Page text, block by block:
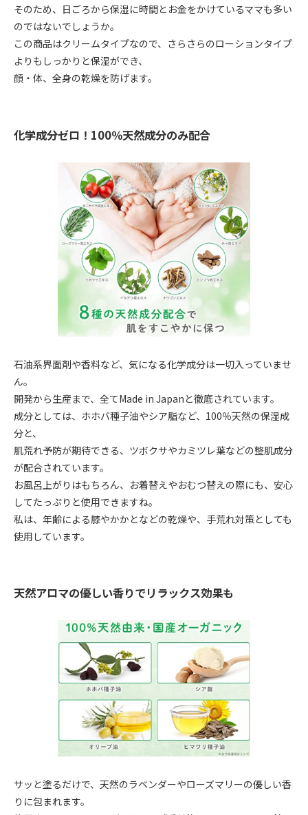
そのため、日ごろから保湿に時間とお金をかけているママも多い
のではないでしょうか。
この商品はクリームタイプなので、さらさらのローションタイプ
よりもしっかりと保湿ができ、
顔・体、全身の乾燥を防げます。
化学成分ゼロ！100％天然成分のみ配合
石油系界面剤や香料など、気になる化学成分は一切入っていませ
ん。
開発から生産まで、全てMade in Japanと徹底されています。
成分としては、ホホバ種子油やシア脂など、100％天然の保湿成
分と、
肌荒れ予防が期待できる、ツボクサやカミツレ葉などの整肌成分
が配合されています。
お風呂上がりはもちろん、お着替えやおむつ替えの際にも、安心
してたっぷりと使用できますね。
私は、年齢による膝やかかとなどの乾燥や、手荒れ対策としても
使用しています。
天然アロマの優しい香りでリラックス効果も
サッと塗るだけで、天然のラベンダーやローズマリーの優しい香
りに包まれます。